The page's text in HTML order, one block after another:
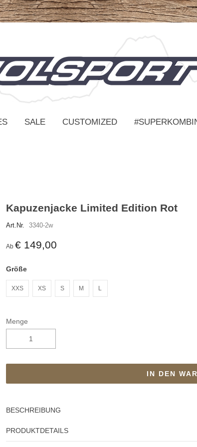
SALE CUSTOMIZED
Kapuzenjacke Limited Edition Rot
Art.Nr. 3340-2w
Ab € 149,00
Größe
XXS XS S M L
Menge
IN DEN
BESCHREIBUNG
PRODUKTDETAILS